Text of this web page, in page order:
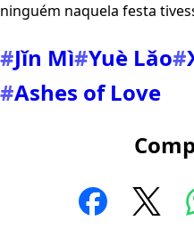
ninguém naquela festa
#Jǐn Mì#Yuè Lǎo#
#Ashes of Love